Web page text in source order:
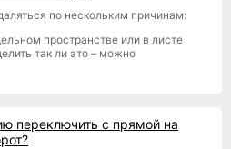
по нескольким причинам:
пространстве или в листе
так ли это – можно
переключить с прямой на